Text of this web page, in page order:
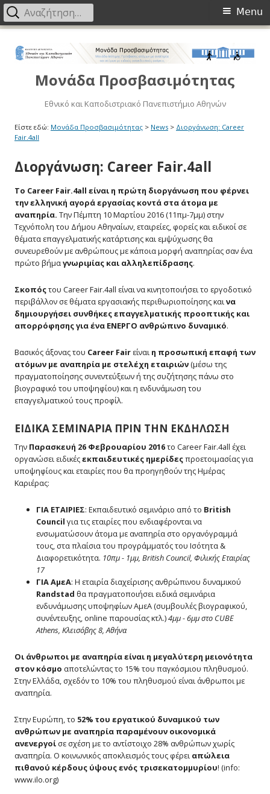
περιεχόμενο
Μονάδα Προσβασιμότητας
Εθνικό και Καποδιστριακό Πανεπιστήμιο Αθηνών
Primary
Menu
Menu
Αναζήτηση
Είστε εδώ: Μονάδα Προσβασιμότητας > News > Διοργάνωση: Career
Fair.4all
Διοργάνωση: Career Fair.4all
To Career Fair.4all είναι η πρώτη διοργάνωση που φέρνει
την ελληνική αγορά εργασίας κοντά στα άτομα με
αναπηρία. Την Πέμπτη 10 Μαρτίου 2016 (11πμ-7μμ) στην
Τεχνόπολη του Δήμου Αθηναίων, εταιρείες, φορείς και ειδικοί σε
θέματα επαγγελματικής κατάρτισης και εμψύχωσης θα
συνευρεθούν με ανθρώπους με κάποια μορφή αναπηρίας σαν ένα
πρώτο βήμαγνωριμίας και αλληλεπίδρασης.
Σκοπόςτου Career Fair.4all είναι να κινητοποιήσει το εργοδοτικό
περιβάλλον σε θέματα εργασιακής περιθωριοποίησης καινα
δημιουργήσει συνθήκες επαγγελματικής προοπτικής και
απορρόφησης για ένα ΕΝΕΡΓΟ ανθρώπινο δυναμικό.
Βασικός άξονας του Career Fair είναι η προσωπική επαφή των
ατόμων με αναπηρία με στελέχη εταιριών (μέσω της
πραγματοποίησης συνεντεύξεων ή της συζήτησης πάνω στο
βιογραφικό του υποψηφίου) και η ενδυνάμωση του
επαγγελματικού τους προφίλ.
ΕΙΔΙΚΑ ΣΕΜΙΝΑΡΙΑ ΠΡΙΝ ΤΗΝ ΕΚΔΗΛΩΣΗ
Την Παρασκευή 26 Φεβρουαρίου 2016το Career Fair.4all έχει
οργανώσει ειδικέςεκπαιδευτικές ημερίδεςπροετοιμασίας για
υποψηφίους και εταιρίες που θα προηγηθούν της Ημέρας
Καριέρας:
ΓΙΑ ΕΤΑΙΡΙΕΣ: Εκπαιδευτικό σεμινάριο από το British
Council για τις εταιρίες που ενδιαφέρονται να
ενσωματώσουν άτομα με αναπηρία στο οργανόγραμμά
τους, στα πλαίσια του προγράμματός του Ισότητα &
Διαφορετικότητα. 10πμ - 1μμ, British Council, Φιλικής Εταιρίας
17
ΓΙΑ ΑμεΑ: Η εταιρία διαχείρισης ανθρώπινου δυναμικού
Randstad θα πραγματοποιήσει ειδικά σεμινάρια
ενδυνάμωσης υποψηφίων ΑμεΑ (συμβουλές βιογραφικού,
συνέντευξης, online παρουσίας κτλ.)4μμ - 6μμ στο CUBE
Athens, Κλεισόβης 8, Αθήνα
Οι άνθρωποι με αναπηρία είναι η μεγαλύτερη μειονότητα
στον κόσμο αποτελώντας το 15% του παγκόσμιου πληθυσμού.
Στην Ελλάδα, σχεδόν το 10% του πληθυσμού είναι άνθρωποι με
αναπηρία.
Στην Ευρώπη, το 52% του εργατικού δυναμικού των
ανθρώπων με αναπηρία παραμένουν οικονομικά
ανενεργοί σε σχέση με το αντίστοιχο 28% ανθρώπων χωρίς
αναπηρία. Ο κοινωνικός αποκλεισμός τους φέρει απώλεια
πιθανού κέρδους ύψους ενός τρισεκατομμυρίου! (info:
www.ilo.org)